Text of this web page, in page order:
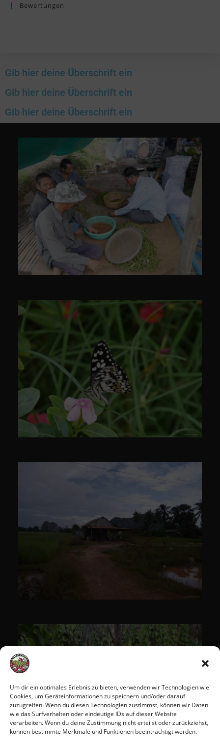
Um dir ein optimales Erlebnis zu bieten, verwenden wir Technologien wie
Cookies, um Geräteinformationen zu speichern und/oder darauf
zuzugreifen. Wenn du diesen Technologien zustimmst, können wir Daten
wie das Surfverhalten oder eindeutige IDs auf dieser Website
verarbeiten. Wenn du deine Zustimmung nicht erteilst oder zurückziehst,
können bestimmte Merkmale und Funktionen beeinträchtigt werden.
Bewertungen
Gib hier deine Überschrift ein
Gib hier deine Überschrift ein
Gib hier deine Überschrift ein